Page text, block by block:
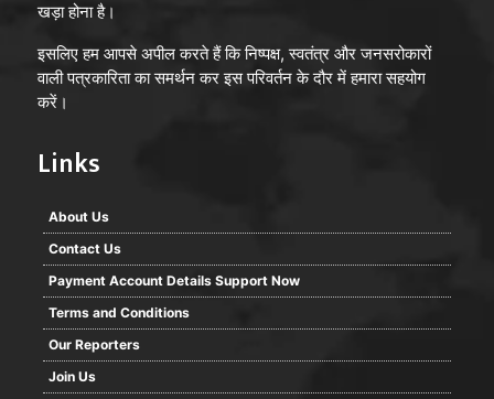
खड़ा होना है।
इसलिए हम आपसे अपील करते हैं कि निष्पक्ष, स्वतंत्र और जनसरोकारों
वाली पत्रकारिता का समर्थन कर इस परिवर्तन के दौर में हमारा सहयोग
करें।
Links
About Us
Contact Us
Payment Account Details Support Now
Terms and Conditions
Our Reporters
Join Us